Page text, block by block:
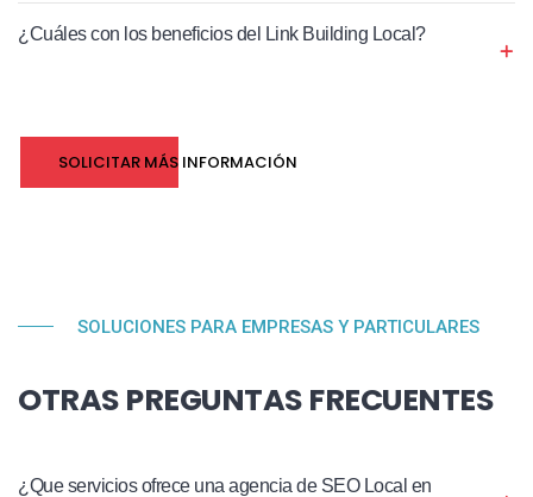
¿Cuáles con los beneficios del Link Building Local?
SOLICITAR MÁS INFORMACIÓN
SOLUCIONES PARA EMPRESAS Y PARTICULARES
OTRAS PREGUNTAS FRECUENTES
¿Que servicios ofrece una agencia de SEO Local en